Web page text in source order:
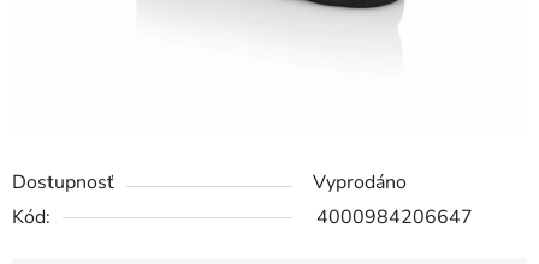
Dostupnosť
Vyprodáno
Kód:
4000984206647